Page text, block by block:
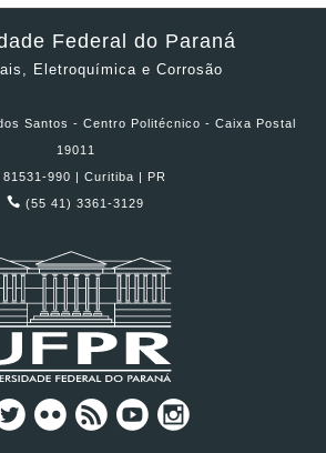
Federal do Paraná
Eletroquímica e Corrosão
Santos - Centro Politécnico - Caixa Postal
19011
81531-990 | Curitiba | PR
(55 41) 3361-3129